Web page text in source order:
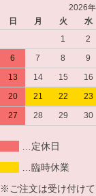
2026
日
月 火 水
1
2
6
7 8 9
13
14 15 16
20
21 22 23
27
28 29 30
…定休日
…臨時休業
※ご注文は受け付け